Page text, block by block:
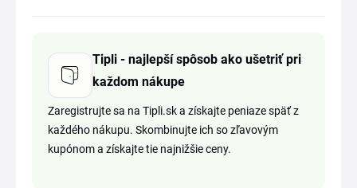
Tipli - najlepší spôsob ako ušetriť pri
každom nákupe
Zaregistrujte sa na Tipli.sk a získajte peniaze späť z
každého nákupu. Skombinujte ich so zľavovým
kupónom a získajte tie najnižšie ceny.